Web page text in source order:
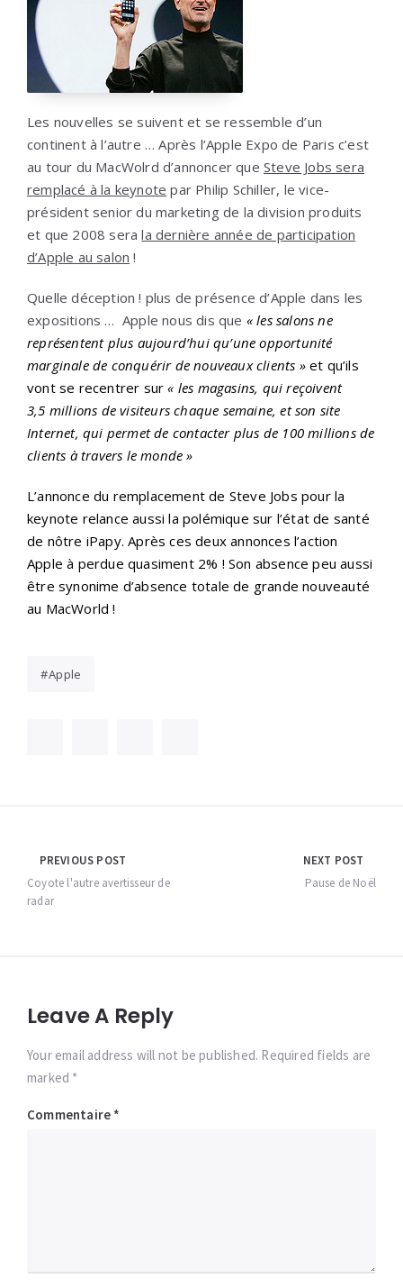
Les nouvelles se suivent et se ressemble d’un
continent à l’autre … Après l’Apple Expo de Paris c’est
au tour du MacWolrd d’annoncer que Steve Jobs sera
remplacé à la keynote par Philip Schiller, le vice-
président senior du marketing de la division produits
et que 2008 serala dernière année de participation
d’Apple au salon !
Quelle déception ! plus de présence d’Apple dans les
expositions … Apple nous dis que « les salons ne
représentent plus aujourd’hui qu’une opportunité
marginale de conquérir de nouveaux clients »et qu’ils
vont se recentrer sur« les magasins, qui reçoivent
3,5 millions de visiteurs chaque semaine, et son site
Internet, qui permet de contacter plus de 100 millions de
clients à travers le monde »
L’annonce du remplacement de Steve Jobs pour la
keynote relance aussi la polémique sur l’état de santé
de nôtre iPapy. Après ces deux annonces l’action
Apple à perdue quasiment 2% ! Son absence peu aussi
être synonime d’absence totale de grande nouveauté
au MacWorld !
Apple
Navigation
de
PREVIOUS POST
Coyote l'autre avertisseur de
radar
NEXT POST
Pause de Noël
Leave A Reply
Your email address will not be published. Required fields are
marked *
Commentaire *